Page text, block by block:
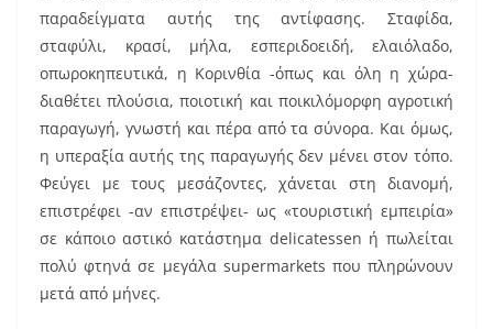
παραδείγματα αυτής της αντίφασης. Σταφίδα,
σταφύλι, κρασί, μήλα, εσπεριδοειδή, ελαιόλαδο,
οπωροκηπευτικά, η Κορινθία -όπως και όλη η χώρα-
διαθέτει πλούσια, ποιοτική και ποικιλόμορφη αγροτική
παραγωγή, γνωστή και πέρα από τα σύνορα. Και όμως,
η υπεραξία αυτής της παραγωγής δεν μένει στον τόπο.
Φεύγει με τους μεσάζοντες, χάνεται στη διανομή,
επιστρέφει -αν επιστρέψει- ως «τουριστική εμπειρία»
σε κάποιο αστικό κατάστημα delicatessen ή πωλείται
πολύ φτηνά σε μεγάλα supermarkets που πληρώνουν
μετά από μήνες.